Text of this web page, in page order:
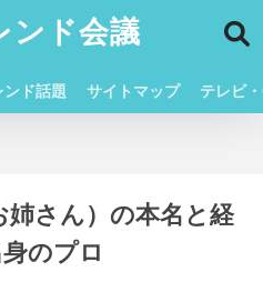
ド会議
ンド話題 サイトマップ テレビ
さん）の本名と経
のプロ